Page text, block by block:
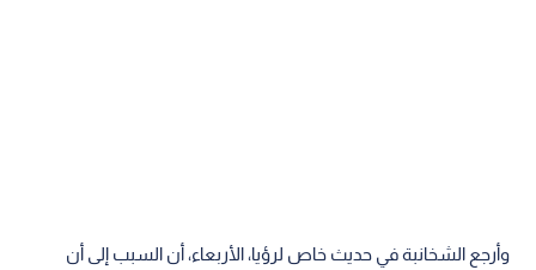
وأرجع الشخانبة في حديث خاص لرؤيا، الأربعاء، أن السبب إلى أن